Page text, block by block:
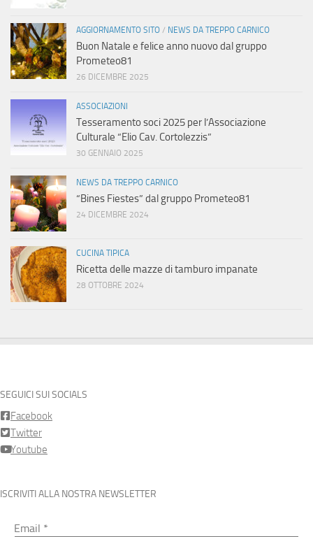
AGGIORNAMENTO SITO / NEWS DA TREPPO CARNICO
Buon Natale e felice anno nuovo dal gruppo
Prometeo81
26 DICEMBRE 2025
ASSOCIAZIONI
Tesseramento soci 2025 per l’Associazione
Culturale “Elio Cav. Cortolezzis”
30 GENNAIO 2025
NEWS DA TREPPO CARNICO
“Bines Fiestes” dal gruppo Prometeo81
24 DICEMBRE 2024
CUCINA TIPICA
Ricetta delle mazze di tamburo impanate
28 OTTOBRE 2024
SEGUICI SUI SOCIALS
Facebook
Twitter
Youtube
ISCRIVITI ALLA NOSTRA NEWSLETTER
Email *